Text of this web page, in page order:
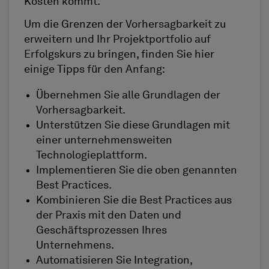
Um die Grenzen der Vorhersagbarkeit zu
erweitern und Ihr Projektportfolio auf
Erfolgskurs zu bringen, finden Sie hier
einige Tipps für den Anfang:
Übernehmen Sie alle Grundlagen der
Vorhersagbarkeit.
Unterstützen Sie diese Grundlagen mit
einer unternehmensweiten
Technologieplattform.
Implementieren Sie die oben genannten
Best Practices.
Kombinieren Sie die Best Practices aus
der Praxis mit den Daten und
Geschäftsprozessen Ihres
Unternehmens.
Automatisieren Sie Integration,